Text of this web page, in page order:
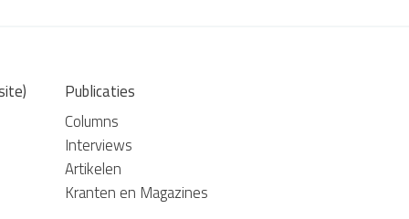
Publicaties
Columns
Interviews
Artikelen
Kranten en Magazines